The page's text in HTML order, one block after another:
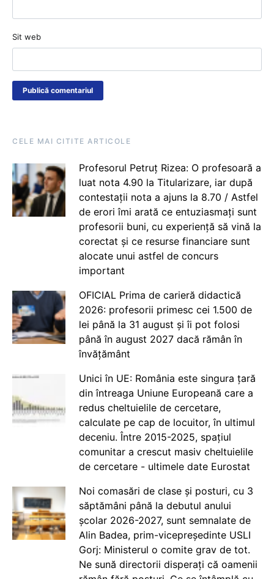
Sit web
CELE MAI CITITE ARTICOLE
Profesorul Petruț Rizea: O profesoară a
luat nota 4.90 la Titularizare, iar după
contestații nota a ajuns la 8.70 / Astfel
de erori îmi arată ce entuziasmați sunt
profesorii buni, cu experiență să vină la
corectat și ce resurse financiare sunt
alocate unui astfel de concurs
important
OFICIAL Prima de carieră didactică
2026: profesorii primesc cei 1.500 de
lei până la 31 august și îi pot folosi
până în august 2027 dacă rămân în
învățământ
Unici în UE: România este singura țară
din întreaga Uniune Europeană care a
redus cheltuielile de cercetare,
calculate pe cap de locuitor, în ultimul
deceniu. Între 2015-2025, spațiul
comunitar a crescut masiv cheltuielile
de cercetare - ultimele date Eurostat
Noi comasări de clase și posturi, cu 3
săptămâni până la debutul anului
școlar 2026-2027, sunt semnalate de
Alin Badea, prim-vicepreședinte USLI
Gorj: Ministerul o comite grav de tot.
Ne sună directorii disperați că oamenii